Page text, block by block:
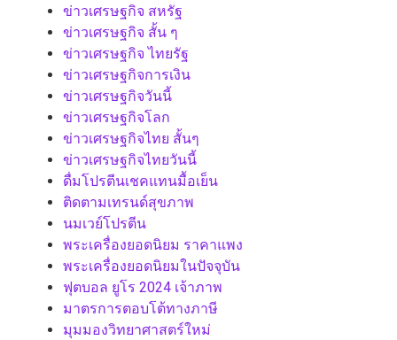
ข่าวเศรษฐกิจ สหรัฐ
ข่าวเศรษฐกิจ สั้น ๆ
ข่าวเศรษฐกิจ ไทยรัฐ
ข่าวเศรษฐกิจการเงิน
ข่าวเศรษฐกิจวันนี้
ข่าวเศรษฐกิจโลก
ข่าวเศรษฐกิจไทย สั้นๆ
ข่าวเศรษฐกิจไทยวันนี้
ดื่มโปรตีนเชคแทนมื้อเย็น
ติดตามเทรนด์สุขภาพ
นมเวย์โปรตีน
พระเครื่องยอดนิยม ราคาแพง
พระเครื่องยอดนิยมในปัจจุบัน
ฟุตบอล ยูโร 2024 เจ้าภาพ
มาตรการตอบโต้ทางภาษี
มุมมองวิทยาศาสตร์ใหม่